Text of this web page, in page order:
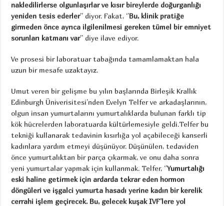
nakledilirlerse olgunlaşırlar ve kısır bireylerde doğurganlığı
yeniden tesis ederler’’ diyor. Fakat, ‘’Bu, klinik pratiğe
girmeden önce ayrıca ilgilenilmesi gereken tümel bir emniyet
sorunları katmanı var’’ diye ilave ediyor.
Ve prosesi bir laboratuar tabağında tamamlamaktan hala
uzun bir mesafe uzaktayız.
Umut veren bir gelişme bu yılın başlarında Birleşik Krallık
Edinburgh Üniverisitesi’nden Evelyn Telfer ve arkadaşlarının,
olgun insan yumurtalarını yumurtalıklarda bulunan farklı tip
kök hücrelerden laboratuarda kültürlemesiyle geldi.Telfer bu
tekniği kullanarak tedavinin kısırlığa yol açabileceği kanserli
kadınlara yardım etmeyi düşünüyor. Düşünülen, tedaviden
önce yumurtalıktan bir parça çıkarmak, ve onu daha sonra
yeni yumurtalar yapmak için kullanmak. Telfer, ‘’Yumurtalığı
eski haline getirmek için ardarda tekrar eden hormon
döngüleri ve işgalci yumurta hasadı yerine kadın bir kerelik
cerrahi işlem geçirecek. Bu, gelecek kuşak IVF’lere yol